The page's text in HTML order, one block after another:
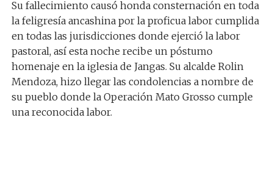
Su fallecimiento causó honda consternación en toda
la feligresía ancashina por la proficua labor cumplida
en todas las jurisdicciones donde ejerció la labor
pastoral, así esta noche recibe un póstumo
homenaje en la iglesia de Jangas. Su alcalde Rolin
Mendoza, hizo llegar las condolencias a nombre de
su pueblo donde la Operación Mato Grosso cumple
una reconocida labor.